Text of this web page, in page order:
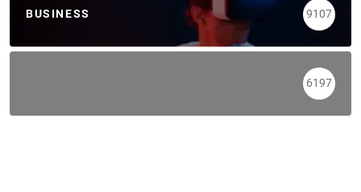
BUSINESS 9107
6197